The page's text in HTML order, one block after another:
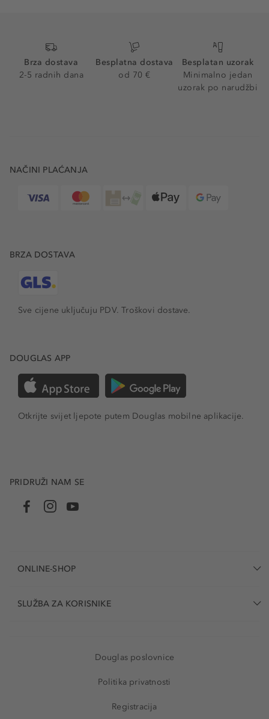
Brza dostava
2-5 radnih dana
Besplatna dostava
od 70 €
Besplatan uzorak
Minimalno jedan
uzorak po narudžbi
NAČINI PLAĆANJA
BRZA DOSTAVA
Sve cijene uključuju PDV.Troškovi dostave.
DOUGLAS APP
Otkrijte svijet ljepote putem Douglas mobilne aplikacije.
PRIDRUŽI NAM SE
ONLINE-SHOP
SLUŽBA ZA KORISNIKE
Douglas poslovnice
Politika privatnosti
Registracija